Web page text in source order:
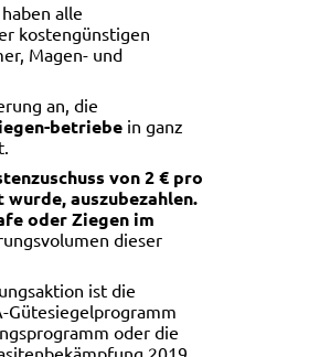
alle
kostengünstigen
Magen- und
an, die
betriebein ganz
von 2 € pro
auszubezahlen.
oder Ziegen im
dieser
ist die
Gütesiegelprogramm
oder die
2019